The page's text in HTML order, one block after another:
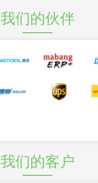
我们的伙伴
我们的客户